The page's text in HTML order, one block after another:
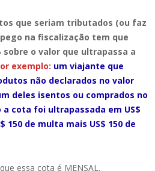
que seriam tributados (ou faz
na fiscalização tem que
o valor que ultrapassa a
exemplo: um viajante que
não declarados no valor
deles isentos ou comprados no
cota foi ultrapassada em US$
150 de multa mais US$ 150 de
essa cota é MENSAL.